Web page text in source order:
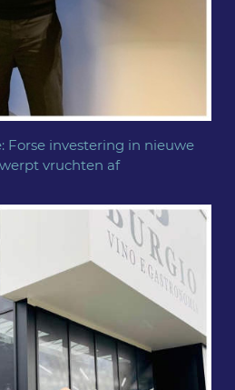
Forse investering in nieuwe
vruchten af